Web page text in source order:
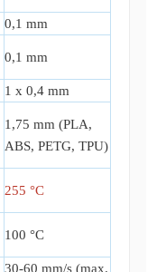
0,1 mm
0,1 mm
1 x 0,4 mm
1,75 mm (PLA,
ABS, PETG, TPU)
255 °C
100 °C
30-60 mm/s (max.